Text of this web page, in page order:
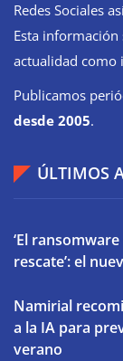
Redes Sociales
Esta
actualidad como
Publicamos
desde 2005.
ÚLTIMOS
‘El
rescate’: el
Namirial
a la IA para
verano